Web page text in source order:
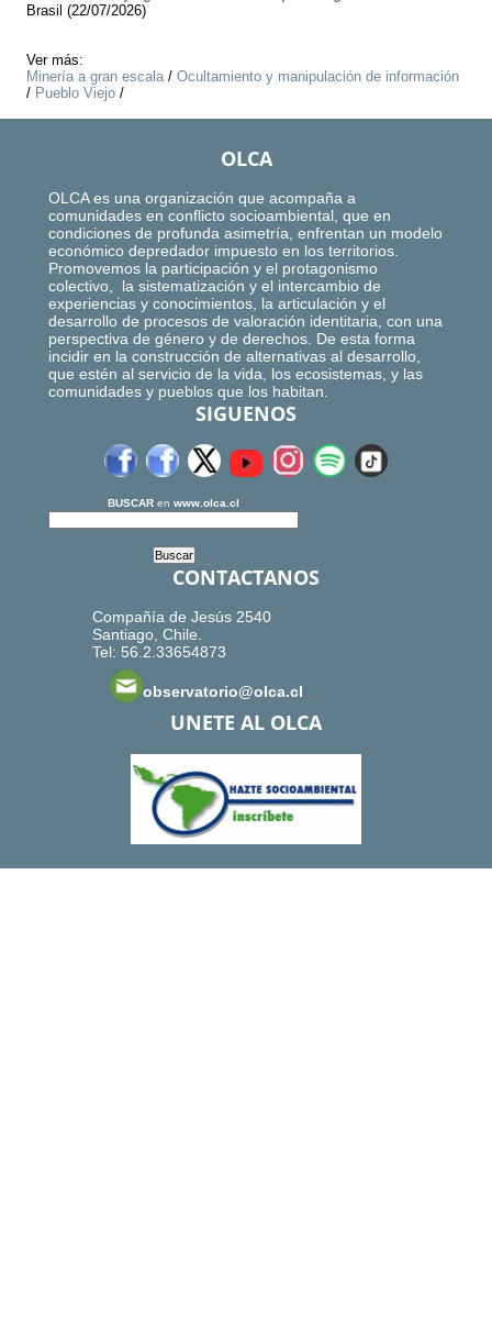
Brasil (22/07/2026)
Ver más:
Minería a gran escala/ Ocultamiento y manipulación de información
/ Pueblo Viejo /
OLCA
OLCA es una organización que acompaña a
comunidades en conflicto socioambiental, que en
condiciones de profunda asimetría, enfrentan un modelo
económico depredador impuesto en los territorios.
Promovemos la participación y el protagonismo
colectivo, la sistematización y el intercambio de
experiencias y conocimientos, la articulación y el
desarrollo de procesos de valoración identitaria, con una
perspectiva de género y de derechos. De esta forma
incidir en la construcción de alternativas al desarrollo,
que estén al servicio de la vida, los ecosistemas, y las
comunidades y pueblos que los habitan.
SIGUENOS
BUSCAR en www.olca.cl
CONTACTANOS
Compañía de Jesús 2540
Santiago, Chile.
Tel: 56.2.33654873
observatorio@olca.cl
UNETE AL OLCA